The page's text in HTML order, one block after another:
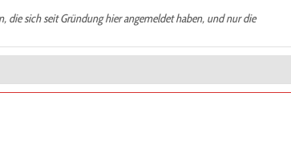
die sich seit Gründung hier angemeldet haben, und nur die